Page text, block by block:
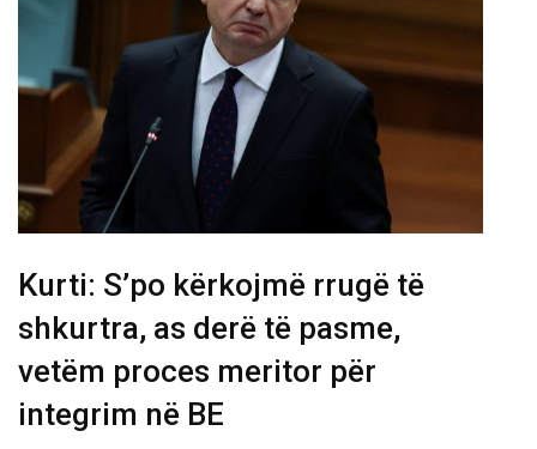
Kurti: S’po kërkojmë rrugë të
shkurtra, as derë të pasme,
vetëm proces meritor për
integrim në BE